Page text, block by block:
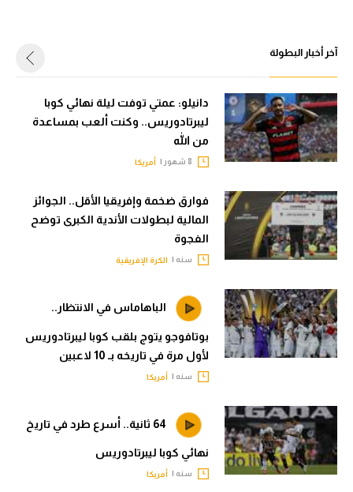
في المونديال
رياضة نسائية
آسيا
أمريكا
أقسام خاصة
Gamers
تحقيق في الجول
تقرير في الجول
حكايات في الجول
كويز في الجول
فيديو في الجول
رياضة نسائية
آسيا
أمريكا
ركن الألعاب
Gamers
ميركاتو
تحقيق في الجول
تقرير في الجول
تحليل في الجول
حكايات في الجول
فيديو في الجول
آخر أخبار البطولة
دانيلو: عمتي توفت ليلة نهائي كوبا
ليبرتادوريس.. وكنت ألعب بمساعدة
من الله
أمريكا
فوارق ضخمة وإفريقيا الأقل.. الجوائز
المالية لبطولات الأندية الكبرى توضح
الفجوة
سنه | الكرة الإفريقية
الباهاماس في الانتظار..
بوتافوجو يتوج بلقب كوبا ليبرتادوريس
لأول مرة في تاريخه بـ 10 لاعبين
سنه | أمريكا
64 ثانية.. أسرع طرد في تاريخ
نهائي كوبا ليبرتادوريس
سنه | أمريكا